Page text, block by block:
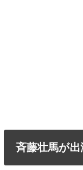
斉藤壮馬が出